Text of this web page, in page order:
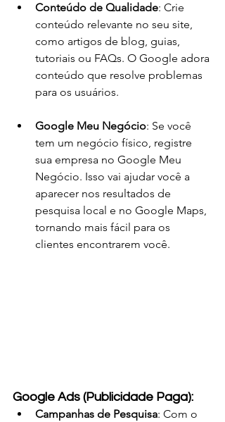
Conteúdo de Qualidade: Crie
conteúdo relevante no seu site,
como artigos de blog, guias,
tutoriais ou FAQs. O Google adora
conteúdo que resolve problemas
para os usuários.
Google Meu Negócio: Se você
tem um negócio físico, registre
sua empresa no Google Meu
Negócio. Isso vai ajudar você a
aparecer nos resultados de
pesquisa local e no Google Maps,
tornando mais fácil para os
clientes encontrarem você.
Google Ads (Publicidade Paga):
Campanhas de Pesquisa: Com o